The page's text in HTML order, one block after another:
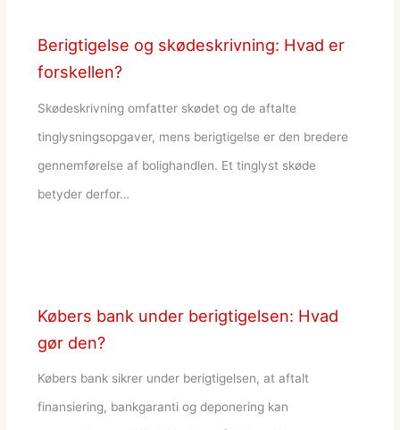
Berigtigelse og skødeskrivning: Hvad er
forskellen?
Skødeskrivning omfatter skødet og de aftalte
tinglysningsopgaver, mens berigtigelse er den bredere
gennemførelse af bolighandlen. Et tinglyst skøde
betyder derfor…
Købers bank under berigtigelsen: Hvad
gør den?
Købers bank sikrer under berigtigelsen, at aftalt
finansiering, bankgaranti og deponering kan